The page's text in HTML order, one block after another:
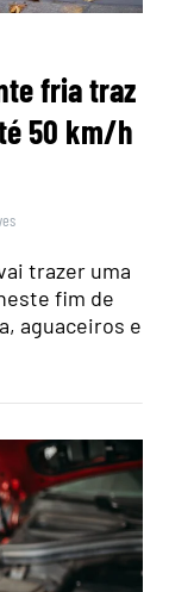
fria traz
50 km/h
trazer uma
fim de
aguaceiros e